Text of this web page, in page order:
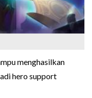
menghasilkan
hero support